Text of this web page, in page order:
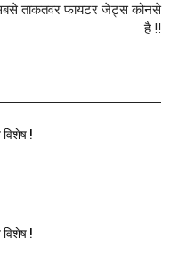
ताकतवर फायटर जेट्स कोनसे
है !!
!
!